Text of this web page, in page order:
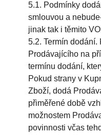
5.1. Podmínky
smlouvou a
jinak tak i těmito
5.2. Termín
Prodávajícího na
termínu dodání,
Pokud strany v
Zboží, dodá
přiměřené době
možnostem
povinnosti včas